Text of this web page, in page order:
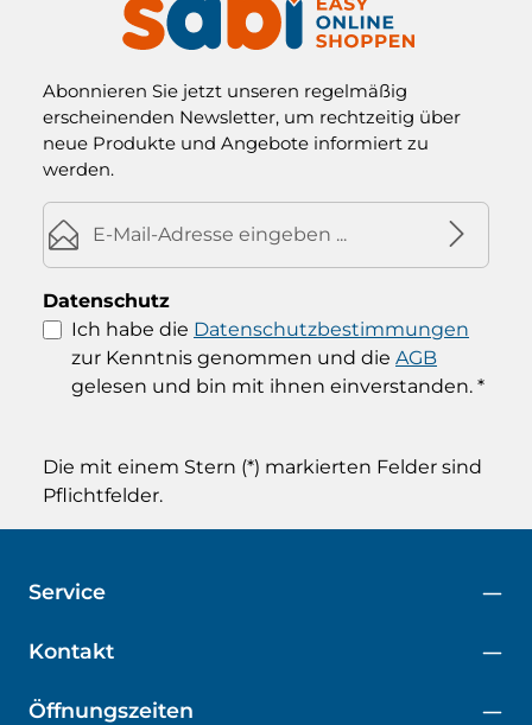
Abonnieren Sie jetzt unseren regelmäßig
erscheinenden Newsletter, um rechtzeitig über
neue Produkte und Angebote informiert zu
werden.
E-Mail-Adresse*
Datenschutz
Ich habe die Datenschutzbestimmungen
zur Kenntnis genommen und die AGB
gelesen und bin mit ihnen einverstanden. *
Die mit einem Stern (*) markierten Felder sind
Pflichtfelder.
Kontakt
Öffnungszeiten
Service